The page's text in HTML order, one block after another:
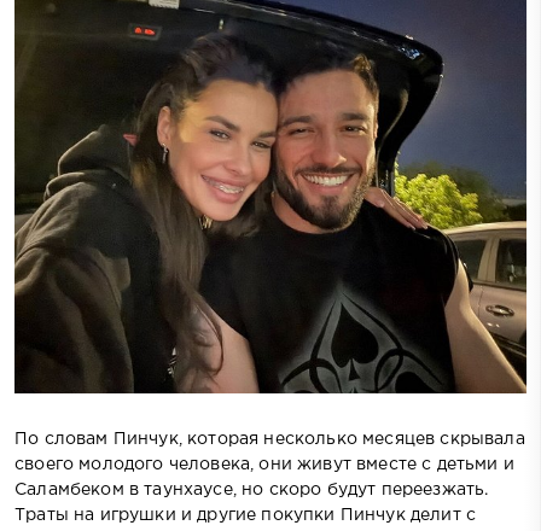
По словам Пинчук, которая несколько месяцев скрывала
своего молодого человека, они живут вместе с детьми и
Саламбеком в таунхаусе, но скоро будут переезжать.
Траты на игрушки и другие покупки Пинчук делит с